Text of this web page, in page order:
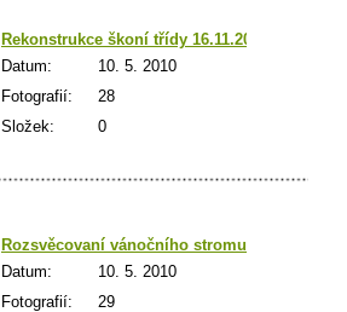
Rekonstrukce škoní třídy 16.11.2009
Datum:
10. 5. 2010
Fotografií:
28
Složek:
0
Rozsvěcovaní vánočního stromu 6.12.2009
Datum:
10. 5. 2010
Fotografií:
29